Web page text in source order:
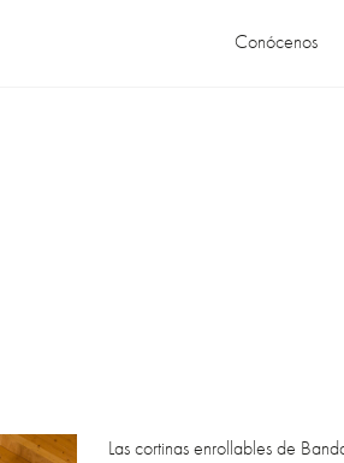
Conócenos
Las cortinas enrollables de